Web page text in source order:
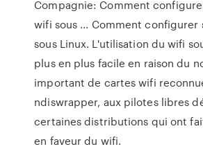
Compagnie: Comment
wifi sous ... Comment configurer
sous Linux. L'utilisation du wifi
plus en plus facile en raison du
important de cartes wifi
ndiswrapper, aux pilotes libres
certaines distributions qui ont
en faveur du wifi.